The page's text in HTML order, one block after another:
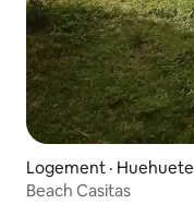
Logement · Huehuete
Beach Casitas